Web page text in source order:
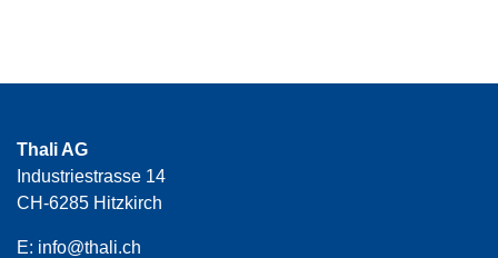
Thali AG
Industriestrasse 14
CH-6285 Hitzkirch
E: info@thali.ch